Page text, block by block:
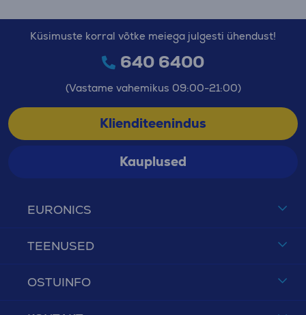
EURONICS
TEENUSED
OSTUINFO
Küsimuste korral võtke meiega julgesti ühendust!
640 6400
(Vastame vahemikus 09:00-21:00)
Klienditeenindus
Kauplused